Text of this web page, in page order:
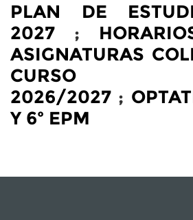
PLAN DE
2027 ;
ASIGNATURAS
CURSO
2026/2027 ;
Y 6º EPM